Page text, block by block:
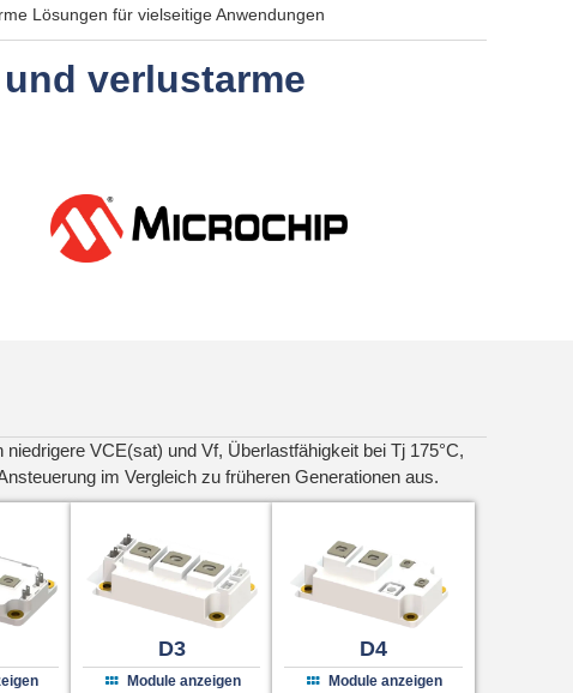
Lösungen für vielseitige Anwendungen
verlustarme
VCE(sat) und Vf, Überlastfähigkeit bei Tj 175°C,
im Vergleich zu früheren Generationen aus.
D3
Module anzeigen
D4
Module anzeigen